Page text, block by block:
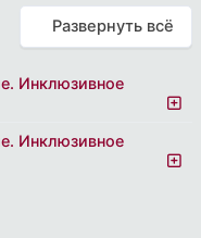
Развернуть всё
Инклюзивное
Инклюзивное